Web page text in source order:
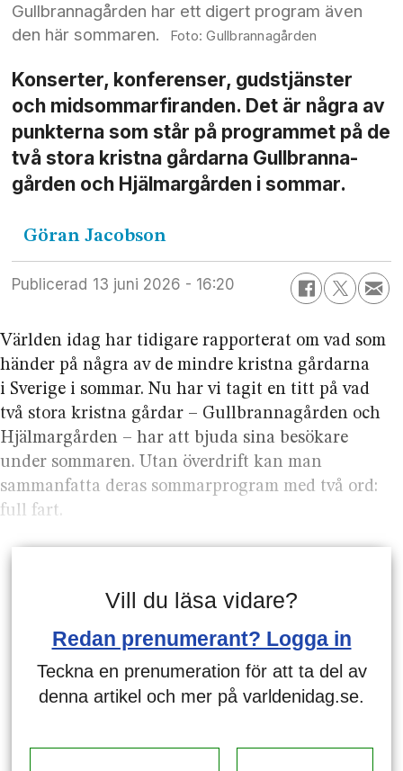
Gullbrannagården har ett digert program även
den här sommaren.
Gullbrannagården
Konserter, konferenser, gudstjänster
och midsommar­firanden. Det är några av
punkterna som står på programmet på de
två stora kristna gårdarna Gullbranna­
gården och Hjälmar­gården i sommar.
Göran Jacobson
Publicerad 13 juni 2026 - 16:20
Världen idag har tidigare rapporterat om vad som
händer på några av de mindre kristna gårdarna
i Sverige i sommar. Nu har vi tagit en titt på vad
två stora kristna gårdar – Gullbranna­gården och
Hjälmar­gården – har att bjuda sina besökare
under sommaren. Utan överdrift kan man
samman­fatta deras sommar­program med två ord:
full fart.
Vill du läsa vidare?
Redan prenumerant? Logga in
Teckna en prenumeration för att ta del av
denna artikel och mer på varldenidag.se.